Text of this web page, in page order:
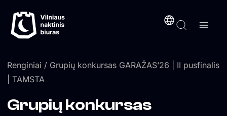
prie
turinio
Renginiai / Grupių konkursas GARAŽAS’26 | II pusfinalis
| TAMSTA
Grupių konkursas